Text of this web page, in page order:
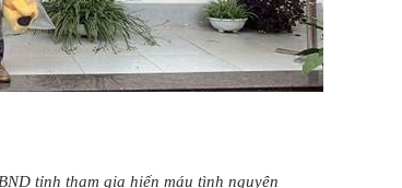
tỉnh tham gia hiến máu tình nguyện